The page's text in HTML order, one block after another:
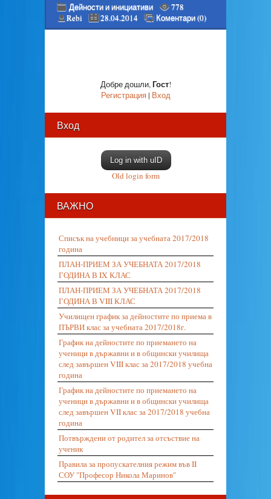
Дейности и инициативи
778
Rebi
28.04.2014 Коментари (0)
Добре дошли,Гост!
Регистрация| Вход
Вход
Log in with uID
Old login form
ВАЖНО
Списък на учебници за учебната 2017/2018
година
ПЛАН-ПРИЕМ ЗА УЧЕБНАТА 2017/2018
ГОДИНА В IX КЛАС
ПЛАН-ПРИЕМ ЗА УЧЕБНАТА 2017/2018
ГОДИНА В VIII КЛАС
Училищен график за дейностите по приема в
ПЪРВИ клас за учебната 2017/2018г.
График на дейностите по приемането на
ученици в държавни и в общински училища
след завършен VIII клас за 2017/2018 учебна
година
График на дейностите по приемането на
ученици в държавни и в общински училища
след завършен VII клас за 2017/2018 учебна
година
Потвърждени от родител за отсъствие на
ученик
Правила за пропускателния режим във II
СОУ "Професор Никола Маринов"